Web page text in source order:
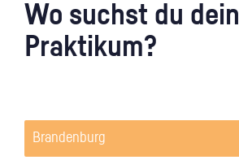
Wo suchst du dein
Praktikum?